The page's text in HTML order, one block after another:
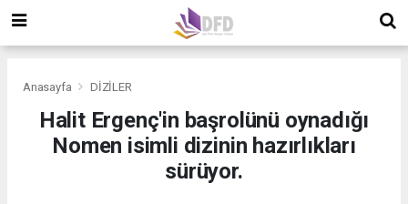
Anasayfa DİZİLER
Halit Ergenç'in başrolünü oynadığı
Nomen isimli dizinin hazırlıkları
sürüyor.